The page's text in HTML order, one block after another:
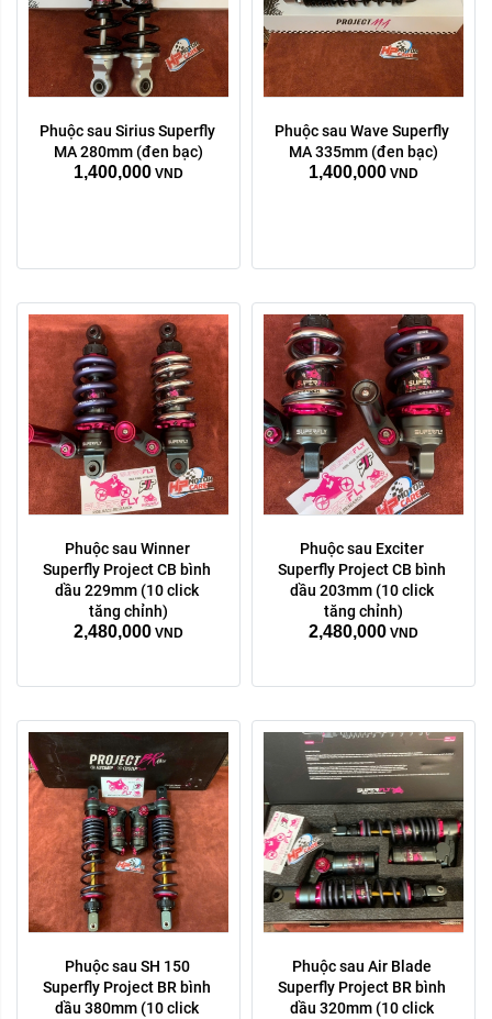
Phuộc sau Sirius Superfly
MA 280mm (đen bạc)
1,400,000 VND
Phuộc sau Wave Superfly
MA 335mm (đen bạc)
1,400,000 VND
màu sắc:
Tím xanh
bạc
Phuộc sau Winner
Superfly Project CB bình
dầu 229mm (10 click
tăng chỉnh)
2,480,000 VND
màu sắc:
Tím xanh
bạc
Phuộc sau Exciter
Superfly Project CB bình
dầu 203mm (10 click
tăng chỉnh)
2,480,000 VND
Phuộc sau SH 150
Superfly Project BR bình
dầu 380mm (10 click
Phuộc sau Air Blade
Superfly Project BR bình
dầu 320mm (10 click